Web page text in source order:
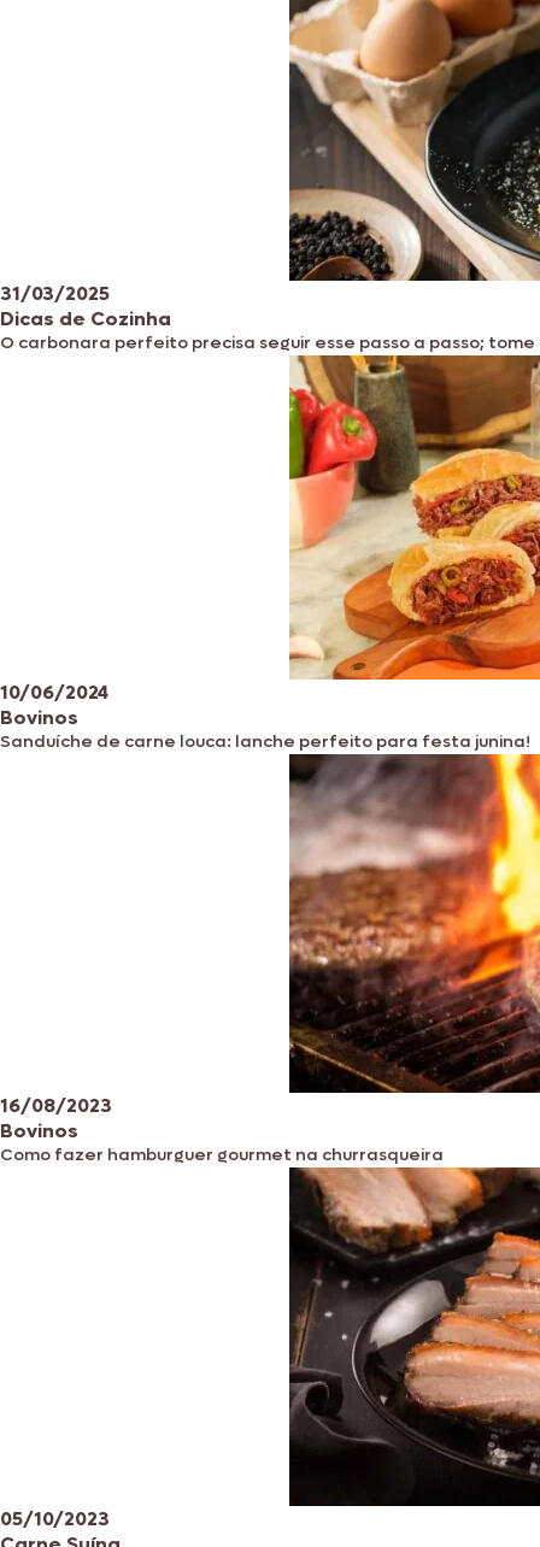
31/03/2025
Dicas de Cozinha
O carbonara perfeito precisa seguir esse passo a passo;
10/06/2024
Bovinos
Sanduíche de carne louca: lanche perfeito para festa junina!
16/08/2023
Bovinos
Como fazer hamburguer gourmet na churrasqueira
05/10/2023